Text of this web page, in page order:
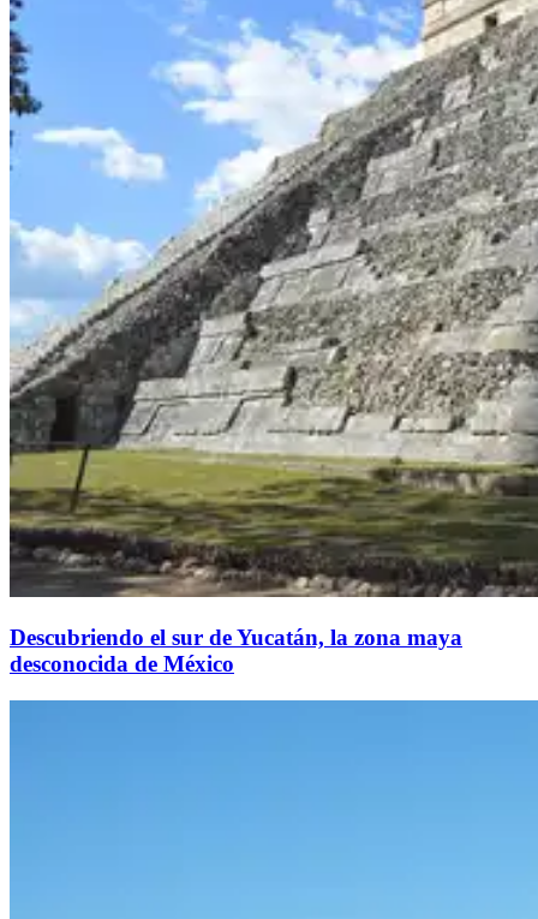
Descubriendo el sur de Yucatán, la zona maya
desconocida de México